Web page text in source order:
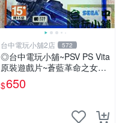
台中電玩小舖2店 572
◎台中電玩小舖~PSV PS Vita
原裝遊戲片~蒼藍革命之女武
神 中文版 中文版 ~650
$650